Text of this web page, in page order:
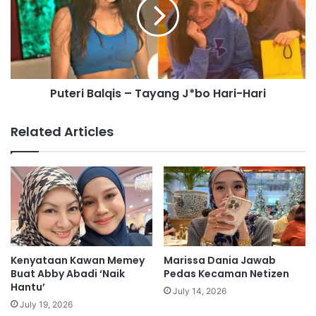
H
’
H
n
g
a
n
n
t
a
D
e
n
e
a
l
–
T
a
g
J
*
b
o
H
Puteri Balqis – Tayang J*bo Hari-Hari
Related Articles
Kenyataan Kawan Memey
Buat Abby Abadi ‘Naik
Hantu’
July 19, 2026
Marissa Dania Jawab
Pedas Kecaman Netizen
July 14, 2026